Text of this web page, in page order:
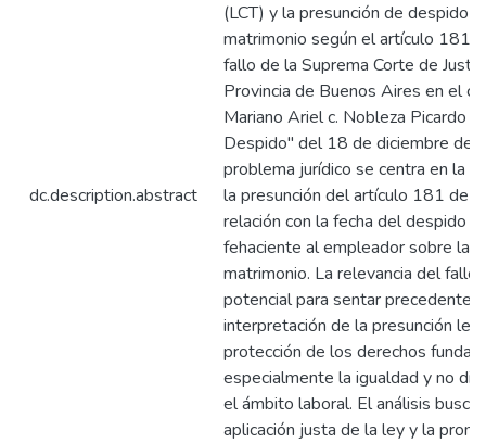
dc.description.abstract
(LCT) y la presunción de despido
matrimonio según el artículo 181.
fallo de la Suprema Corte de
Provincia de Buenos Aires en el
Mariano Ariel c. Nobleza Picardo
Despido" del 18 de diciembre de
problema jurídico se centra en la
la presunción del artículo 181 de
relación con la fecha del despido y
fehaciente al empleador sobre la
matrimonio. La relevancia del fallo
potencial para sentar precedentes
interpretación de la presunción
protección de los derechos
especialmente la igualdad y no
el ámbito laboral. El análisis busca
aplicación justa de la ley y la